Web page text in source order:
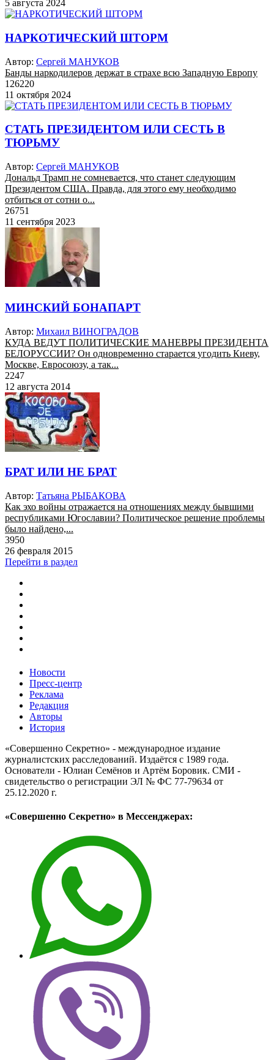
5 августа 2024
НАРКОТИЧЕСКИЙ ШТОРМ
Автор: Сергей МАНУКОВ
Банды наркодилеров держат в страхе всю Западную Европу
126220
11 октября 2024
СТАТЬ ПРЕЗИДЕНТОМ ИЛИ СЕСТЬ В
ТЮРЬМУ
Автор: Сергей МАНУКОВ
Дональд Трамп не сомневается, что станет следующим
Президентом США. Правда, для этого ему необходимо
отбиться от сотни о...
26751
11 сентября 2023
МИНСКИЙ БОНАПАРТ
Автор: Михаил ВИНОГРАДОВ
КУДА ВЕДУТ ПОЛИТИЧЕСКИЕ МАНЕВРЫ ПРЕЗИДЕНТА
БЕЛОРУССИИ? Он одновременно старается угодить Киеву,
Москве, Евросоюзу, а так...
2247
12 августа 2014
БРАТ ИЛИ НЕ БРАТ
Автор: Татьяна РЫБАКОВА
Как эхо войны отражается на отношениях между бывшими
республиками Югославии? Политическое решение проблемы
было найдено,...
3950
26 февраля 2015
Перейти в раздел
Новости
Пресс-центр
Реклама
Редакция
Авторы
История
«Совершенно Секретно» - международное издание
журналистских расследований. Издаётся с 1989 года.
Основатели - Юлиан Семёнов и Артём Боровик. CМИ -
свидетельство о регистрации ЭЛ № ФС 77-79634 от
25.12.2020 г.
«Совершенно Секретно» в Мессенджерах: